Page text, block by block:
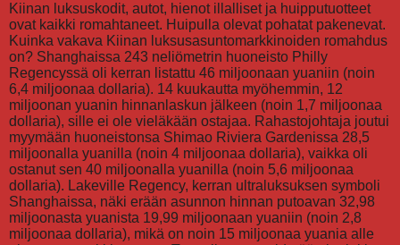
Kiinan luksuskodit, autot, hienot illalliset ja huipputuotteet
ovat kaikki romahtaneet. Huipulla olevat pohatat pakenevat.
Kuinka vakava Kiinan luksusasuntomarkkinoiden romahdus
on? Shanghaissa 243 neliömetrin huoneisto Philly
Regencyssä oli kerran listattu 46 miljoonaan yuaniin (noin
6,4 miljoonaa dollaria). 14 kuukautta myöhemmin, 12
miljoonan yuanin hinnanlaskun jälkeen (noin 1,7 miljoonaa
dollaria), sille ei ole vieläkään ostajaa. Rahastojohtaja joutui
myymään huoneistonsa Shimao Riviera Gardenissa 28,5
miljoonalla yuanilla (noin 4 miljoonaa dollaria), vaikka oli
ostanut sen 40 miljoonalla yuanilla (noin 5,6 miljoonaa
dollaria). Lakeville Regency, kerran ultraluksuksen symboli
Shanghaissa, näki erään asunnon hinnan putoavan 32,98
miljoonasta yuanista 19,99 miljoonaan yuaniin (noin 2,8
miljoonaa dollaria), mikä on noin 15 miljoonaa yuania alle